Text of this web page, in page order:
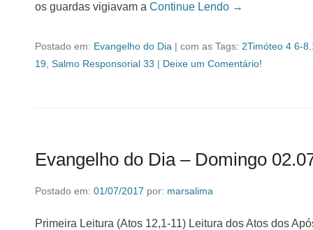
os guardas vigiavam a Continue Lendo →
Postado em: Evangelho do Dia | com as Tags: 2Timóteo 4 6-
19 Salmo Responsorial 33 | Deixe um Comentário!
Evangelho do Dia – Domingo
Postado em: 01/07/2017 por: marsalima
Primeira Leitura (Atos 12,1-11) Leitura dos Atos dos